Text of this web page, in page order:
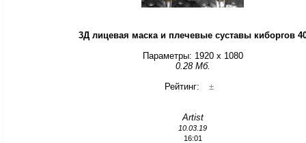
3Д лицевая маска и плечевые суставы киборгов
Параметры: 1920 x 1080
0.28 Мб.
Рейтинг:
±
Artist
10.03.19
16:01